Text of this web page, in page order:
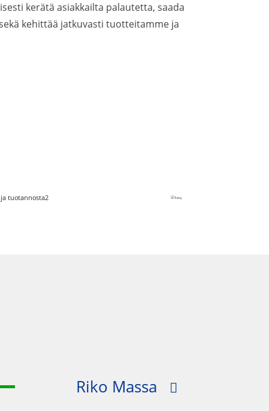
kerätä asiakkailta palautetta, saada
kehittää jatkuvasti tuotteitamme ja
Riko Massa